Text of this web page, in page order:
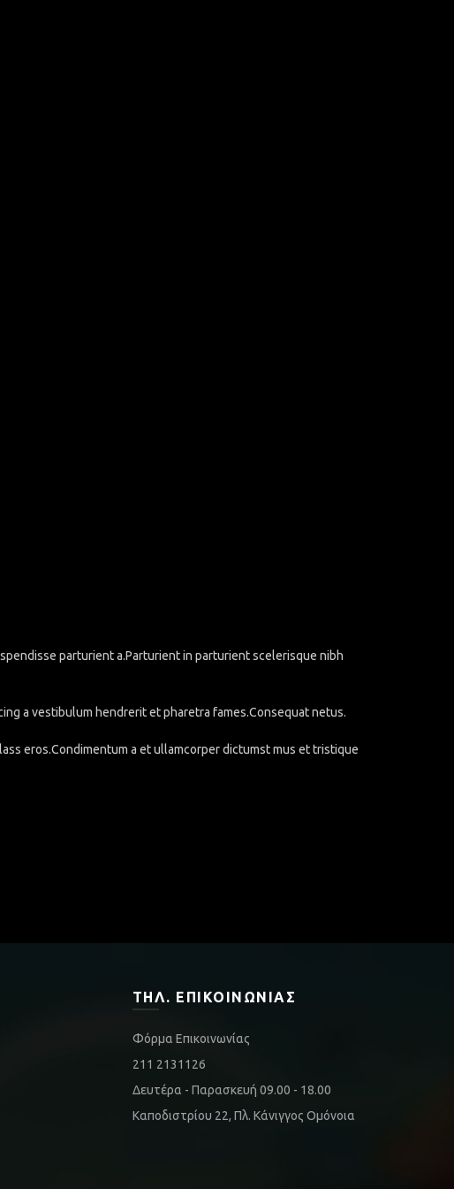
parturient a.Parturient in parturient scelerisque nibh
a vestibulum hendrerit et pharetra fames.Consequat netus.
eros.Condimentum a et ullamcorper dictumst mus et tristique
ΤΗΛ. ΕΠΙΚΟΙΝΩΝΊΑΣ
Φόρμα Επικοινωνίας
211 2131126
Δευτέρα - Παρασκευή 09.00 - 18.00
Καποδιστρίου 22, Πλ. Κάνιγγος Ομόνοια